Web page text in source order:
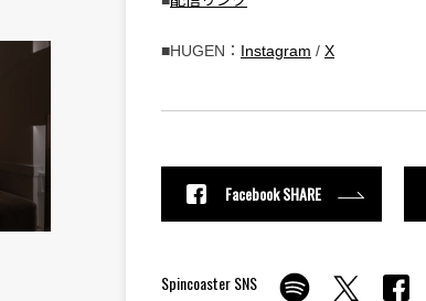
■HUGEN： Instagram / X
Facebook SHARE
Spincoaster SNS